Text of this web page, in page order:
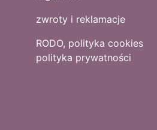
zwroty i reklamacje
RODO, polityka cookies
polityka prywatności